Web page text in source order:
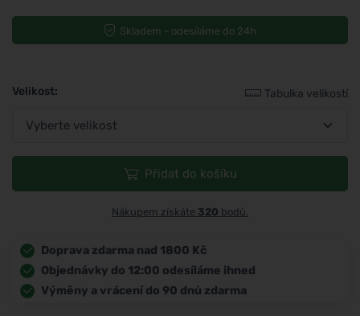
Skladem - odesíláme do 24h
Velikost: Tabulka velikostí
Přidat do košíku
Nákupem získáte 320 bodů.
Doprava zdarma nad 1800 Kč
Objednávky do 12:00 odesíláme ihned
Výměny a vrácení do 90 dnů zdarma